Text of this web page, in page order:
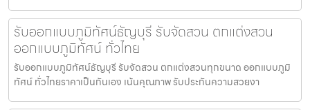
รับออกแบบภูมิทัศน์ธัญบุรี รับจัดสวน ตกแต่งสวน
ออกแบบภูมิทัศน์ ทั่วไทย
รับออกแบบภูมิทัศน์ธัญบุรี รับจัดสวน ตกแต่งสวนทุกขนาด ออกแบบภูมิ
ทัศน์ ทั่วไทยราคาเป็นกันเอง เน้นคุณภาพ รับประกันความสวยงา